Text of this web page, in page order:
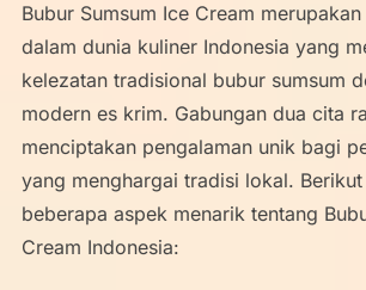
Bubur Sumsum Ice Cream
dalam dunia kuliner Indonesia yang
kelezatan tradisional bubur sumsum
modern es krim. Gabungan dua cita
menciptakan pengalaman unik bagi
yang menghargai tradisi lokal.
beberapa aspek menarik tentang
Cream Indonesia: